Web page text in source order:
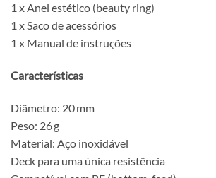
1 x Anel estético (beauty ring)
1 x Saco de acessórios
1 x Manual de instruções
Características
Diâmetro: 20 mm
Peso: 26 g
Material: Aço inoxidável
Deck para uma única resistência